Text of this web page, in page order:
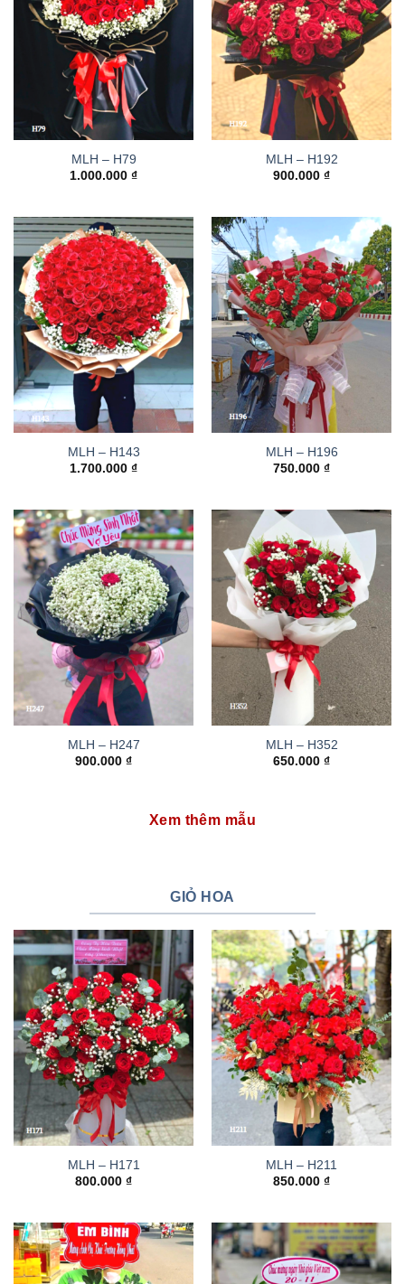
MLH – H79
1.000.000 ₫
MLH – H192
900.000 ₫
MLH – H143
1.700.000 ₫
MLH – H196
750.000 ₫
MLH – H247
900.000 ₫
MLH – H352
650.000 ₫
Xem thêm mẫu
GIỎ HOA
MLH – H171
800.000 ₫
MLH – H211
850.000 ₫